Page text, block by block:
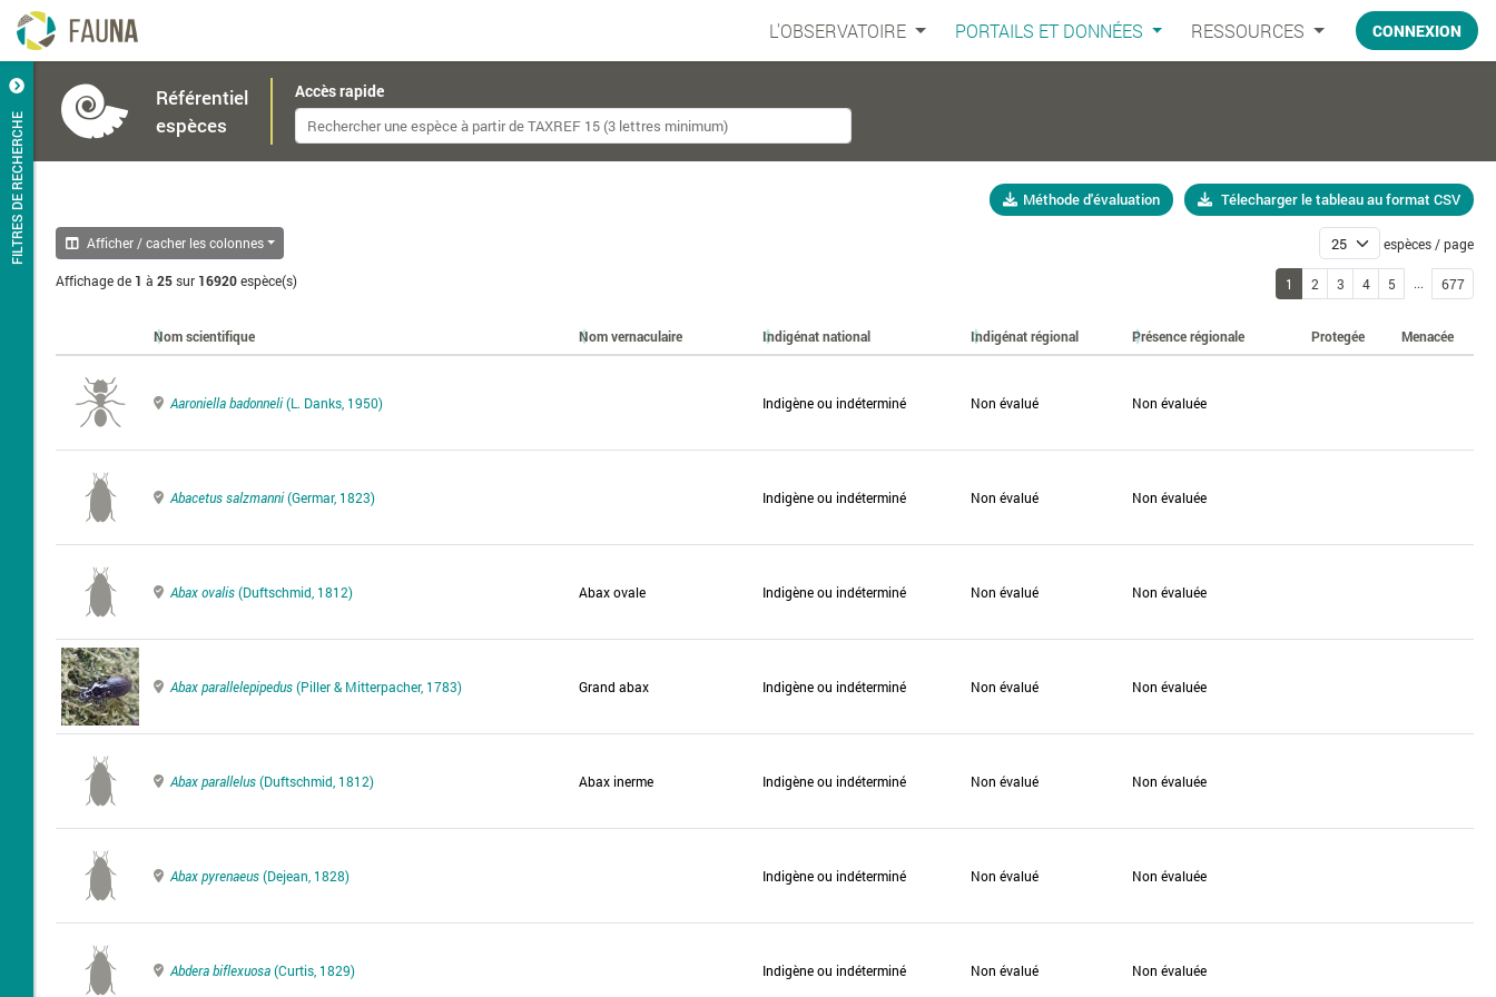
L'OBSERVATOIRE PORTAILS ET DONNÉES RESSOURCES CONNEXION
FILTRES DE RECHERCHE
Référentiel
espèces
Accès rapide
Méthode d'évaluation Télecharger le tableau au format CSV
Afficher / cacher les colonnes
Affichage de 1 à 25sur 16920espèce(s)
espèces / page
1 2 3 4 5 ... 677
Nom scientifique Nom vernaculaire Indigénat national Indigénat régional Présence régionale Protegée Menacée
Aaroniella badonneli(L. Danks, 1950) Indigène ou indéterminé Non évalué Non évaluée
Abacetus salzmanni(Germar, 1823) Indigène ou indéterminé Non évalué Non évaluée
Abax ovalis(Duftschmid, 1812) Abax ovale Indigène ou indéterminé Non évalué Non évaluée
Abax parallelepipedus(Piller & Mitterpacher, 1783) Grand abax Indigène ou indéterminé Non évalué Non évaluée
Abax parallelus(Duftschmid, 1812) Abax inerme Indigène ou indéterminé Non évalué Non évaluée
Abax pyrenaeus(Dejean, 1828) Indigène ou indéterminé Non évalué Non évaluée
Abdera biflexuosa(Curtis, 1829) Indigène ou indéterminé Non évalué Non évaluée